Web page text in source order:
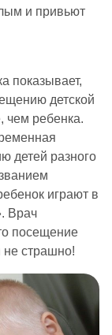
и привьют
показывает,
детской
чем ребенка.
детей разного
играют в
Врач
посещение
не страшно!